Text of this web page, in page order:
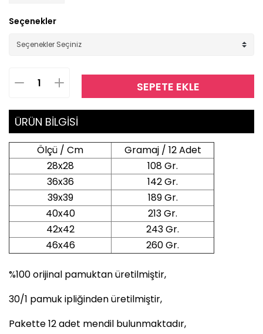
Seçenekler
SEPETE EKLE
ÜRÜN BİLGİSİ
Ölçü / Cm
Gramaj / 12 Adet
28x28
108 Gr.
36x36
142 Gr.
39x39
189 Gr.
40x40
213 Gr.
42x42
243 Gr.
46x46
260 Gr.
%100 orijinal pamuktan üretilmiştir,
30/1 pamuk ipliğinden üretilmiştir,
Pakette 12 adet mendil bulunmaktadır,